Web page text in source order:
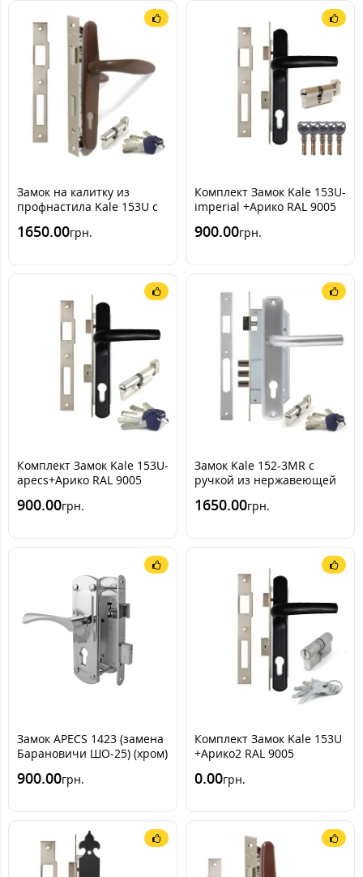
Замок на калитку из
профнастила Kale 153U с
коричневый] (комплект)
1650.00грн.
Комплект Замок Kale 153U-
imperial +Арико RAL 9005
900.00грн.
Комплект Замок Kale 153U-
apecs+Арико RAL 9005
900.00грн.
Замок Kale 152-3MR с
ручкой из нержавеющей
1650.00грн.
Замок APECS 1423 (замена
Барановичи ШО-25) (хром)
900.00грн.
Комплект Замок Kale 153U
+Арико2 RAL 9005
0.00грн.